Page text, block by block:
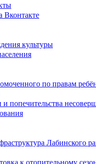
Вконтакте
культуры
по правам
попечительства
Лабинского
к отопительному